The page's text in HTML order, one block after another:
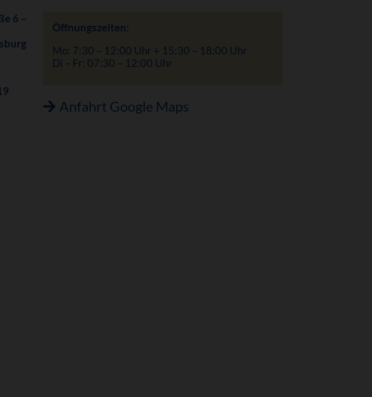
6 –
Öffnungszeiten:
Mo: 7:30 – 12:00 Uhr + 15:30 – 18:00 Uhr
Di – Fr: 07:30 – 12:00 Uhr
Anfahrt Google Maps